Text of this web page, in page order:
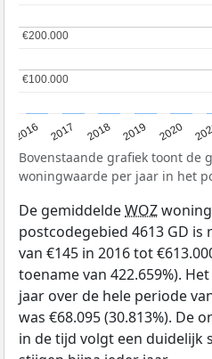
2016 2017 2018 2019 2020
€100.000
€100.000
€200.000
€200.000
Bovenstaande grafiek toont de
woningwaarde per jaar in het
De gemiddeldeWOZ
postcodegebied 4613 GD is
van €145 in 2016 tot
toename van 422.659%).
jaar over de hele periode
was €68.095 (30.813%). De
in de tijd volgt een duidelijk